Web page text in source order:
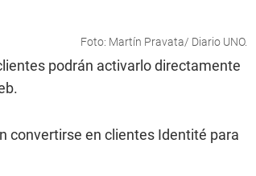
Foto: Martín Pravata/ Diario UNO.
podrán activarlo directamente
convertirse en clientes Identité para